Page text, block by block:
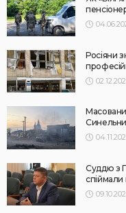
Росіяни
Суддю з
спіймали